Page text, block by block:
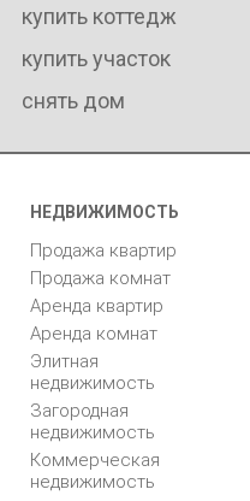
купить коттедж
купить участок
снять дом
НЕДВИЖИМОСТЬ
Продажа квартир
Продажа комнат
Аренда квартир
Аренда комнат
Элитная
недвижимость
Загородная
недвижимость
Коммерческая
недвижимость